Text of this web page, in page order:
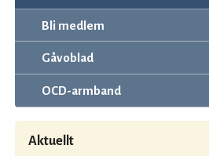
Bli medlem
Gåvoblad
OCD-armband
Aktuellt